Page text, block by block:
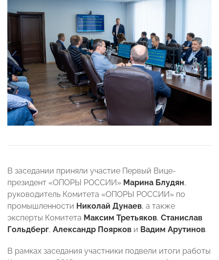
В заседании приняли участие Первый Вице-
президент «ОПОРЫ РОССИИ» Марина Блудян,
руководитель Комитета «ОПОРЫ РОССИИ» по
промышленности Николай Дунаев, а также
эксперты Комитета Максим Третьяков, Станислав
Гольдберг, Александр Поярков и Вадим Арутинов.
В рамках заседания участники подвели итоги работы